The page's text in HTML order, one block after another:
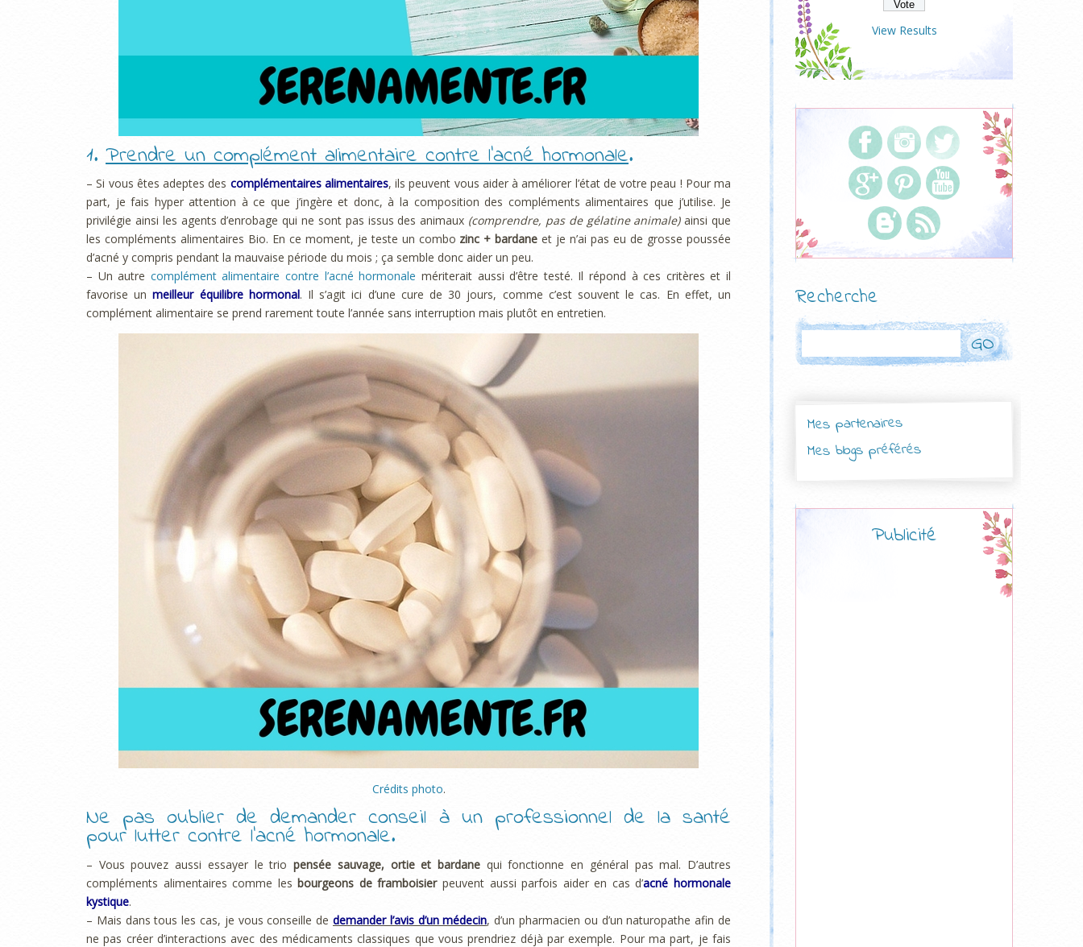
1. Prendre un complément alimentaire contre l’acné hormonale.
– Si vous êtes adeptes des complémentaires alimentaires, ils peuvent vous aider à améliorer l’état de votre peau ! Pour ma
part, je fais hyper attention à ce que j’ingère et donc, à la composition des compléments alimentaires que j’utilise. Je
privilégie ainsi les agents d’enrobage qui ne sont pas issus des animaux (comprendre, pas de gélatine animale)ainsi que
les compléments alimentaires Bio. En ce moment, je teste un combo zinc + bardane et je n’ai pas eu de grosse poussée
d’acné y compris pendant la mauvaise période du mois ; ça semble donc aider un peu.
– Un autre complément alimentaire contre l’acné hormonale mériterait aussi d’être testé. Il répond à ces critères et il
favorise unmeilleur équilibre hormonal. Il s’agit ici d’une cure de 30 jours, comme c’est souvent le cas. En effet, un
complément alimentaire se prend rarement toute l’année sans interruption mais plutôt en entretien.
Crédits photo.
Ne pas oublier de demander conseil à un professionnel de la santé
pour lutter contre l’acné hormonale.
– Vous pouvez aussi essayer le triopensée sauvage, ortie et bardanequi fonctionne en général pas mal. D’autres
compléments alimentaires comme lesbourgeons de framboisierpeuvent aussi parfois aider en cas d’acné hormonale
kystique.
– Mais dans tous les cas, je vous conseille de demander l’avis d’un médecin, d’un pharmacien ou d’un naturopathe afin de
ne pas créer d’interactions avec des médicaments classiques que vous prendriez déjà par exemple. Pour ma part, je fais
View Results
Recherche
Mes partenaires
Mes blogs préférés
Publicité